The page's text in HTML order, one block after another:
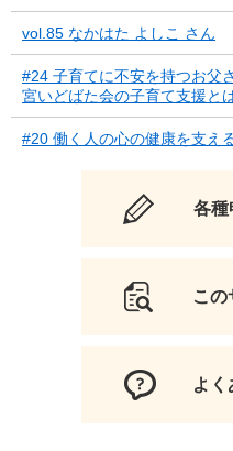
vol.85 なかはた よしこ さん
#24 子育てに不安を持つお父
宮いどばた会の子育て支援と
#20 働く人の心の健康を支え
各種
この
よく